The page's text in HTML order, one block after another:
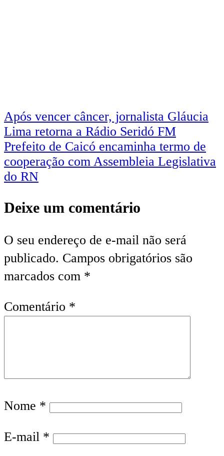
Navegação
de
Post
Após vencer câncer, jornalista Gláucia
Lima retorna a Rádio Seridó FM
Prefeito de Caicó encaminha termo de
cooperação com Assembleia Legislativa
do RN
Deixe um comentário
O seu endereço de e-mail não será
publicado. Campos obrigatórios são
marcados com *
Comentário *
Nome *
E-mail *